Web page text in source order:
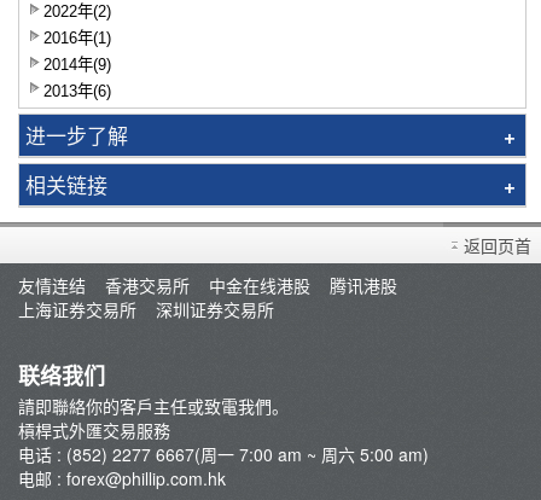
2022年(2)
2016年(1)
2014年(9)
2013年(6)
进一步了解
外汇即时报价
货币利息
最新推廣
相关链接
存款/提款/转账
辉利市 免费交易平台
外汇易 交易平台
返回页首
友情连结
香港交易所 中金在线港股
腾讯港股
上海证券交易所
深圳证券交易所
联络我们
請即聯絡你的客戶主任或致電我們。
槓桿式外匯交易服務
电话 : (852) 2277 6667(周一 7:00 am ~ 周六 5:00 am)
电邮 : forex@phillip.com.hk